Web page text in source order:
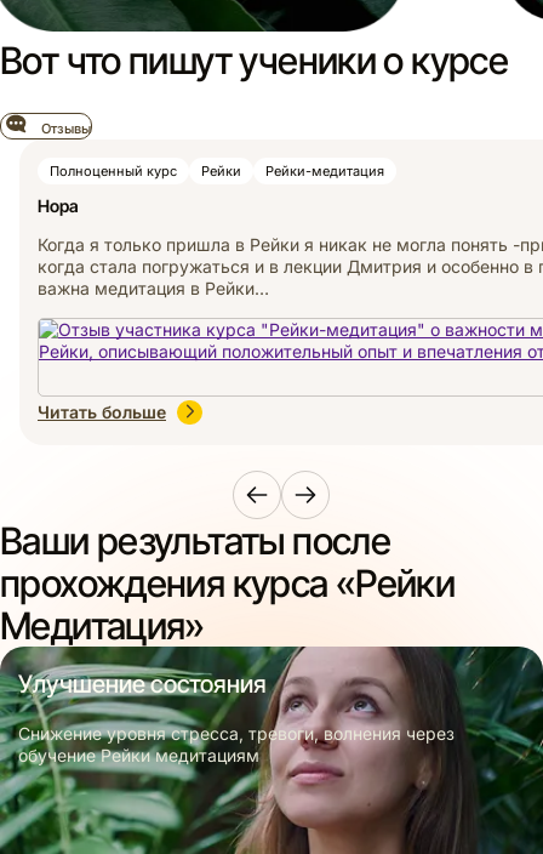
Вот что пишут ученики о курсе
Отзывы
Полноценный курс Рейки Рейки-медитация
Нора
Когда я только пришла в Рейки я никак не могла понять -
когда стала погружаться и в лекции Дмитрия и особенно в
важна медитация в Рейки…
Читать больше
Ваши результаты после
прохождения курса «Рейки
Медитация»
Улучшение состояния
Снижение уровня стресса, тревоги, волнения через
обучение Рейки медитациям